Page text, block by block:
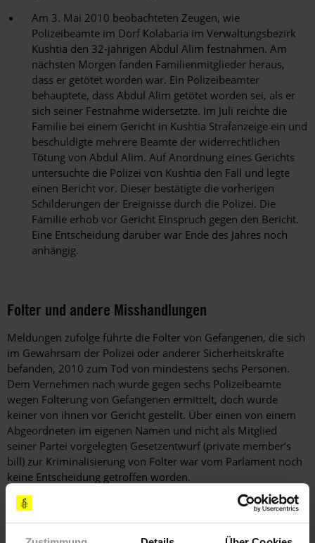
Am 3. Mai 2010 beobachteten Zeugen, wie
Polizeibeamte im Dorf Kolabaria im Verwaltungsbezirk
Kushtia den 32-jährigen Abdul Alim festnahmen. Am
nächsten Morgen fanden Familienmitglieder heraus,
dass er getötet worden war. Ein Polizeibeamter
behauptete, dass Abdul Alim getötet worden sei, als er
sich seiner Festnahme widersetzte. Im Juli reichte die
Familie bei einem Gericht in Kushtia Strafanzeige ein und
beschuldigte mehrere Beamte der widerrechtlichen
Tötung von Abdul Alim. Auf Anordnung eines Gerichts
untersuchte die Polizei von Kushtia den Fall und legte
einen Bericht vor. Dieser bestätigte die vorherigen
Schilderungen der Ereignisse durch die Polizei. Die
Familie erhob vor Gericht Einspruch gegen den Bericht.
Eine Entscheidung darüber war Ende des Jahres noch
anhängig.
Folter und andere Misshandlungen
Meldungen zufolge führte die Folter von Gefangenen, die sich
im Gewahrsam der Polizei oder anderer Sicherheitskräfte
befanden, 2010 zum Tod von mindestens sechs Personen.
Dem Vernehmen nach wurde gegen sechs Polizeibeamte
wegen Folterung von Gefangenen ermittelt, doch wurde
keiner von ihnen vor Gericht gestellt. Über einen von einem
Abgeordneten im eigenen Namen und nicht als Mitglied
seiner Partei vorgelegten Gesetzentwurf (private member’s
bill) zur Kriminalisierung von Folter war vom Parlament noch
keine Entscheidung getroffen worden.
Mahmoodur Rahman, Herausgeber der Zeitung Amar
festgenommen, die Zeitung herauszugeben, ohne eine